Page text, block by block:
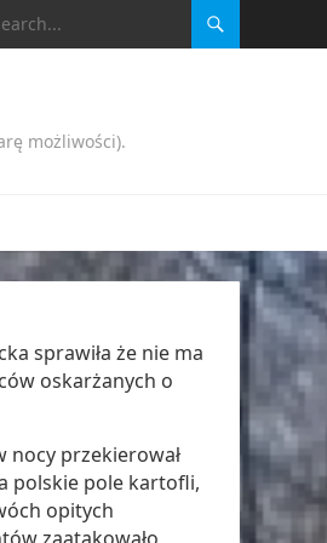
możliwości).
sprawiła że nie ma
oskarżanych o
nocy przekierował
polskie pole kartofli,
opitych